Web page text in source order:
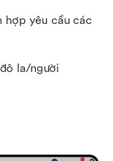
hợp yêu cầu các
la/người